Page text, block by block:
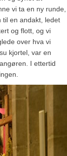
vi ta en ny runde,
til en andakt, ledet
og flott, og vi
over hva vi
kjortel, var en
I ettertid